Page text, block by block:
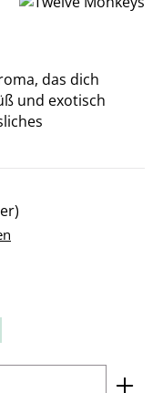
das dich
und exotisch
von 5 Sternen
Wert ein